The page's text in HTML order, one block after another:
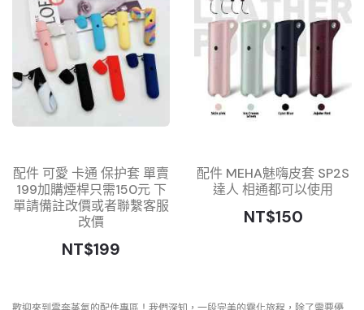
配件 可愛 卡通 保护套 單賣
199加購煙桿只需150元 下
單請備註改價或者聯繫客服
改價
NT$199
配件 MEHA魅嗨皮套 SP2S
達人 相通都可以使用
NT$150